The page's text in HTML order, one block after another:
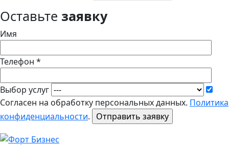
Оставьте заявку
Имя
Телефон *
Выбор услуг
Согласен на обработку персональных данных. Политика
конфиденциальности.